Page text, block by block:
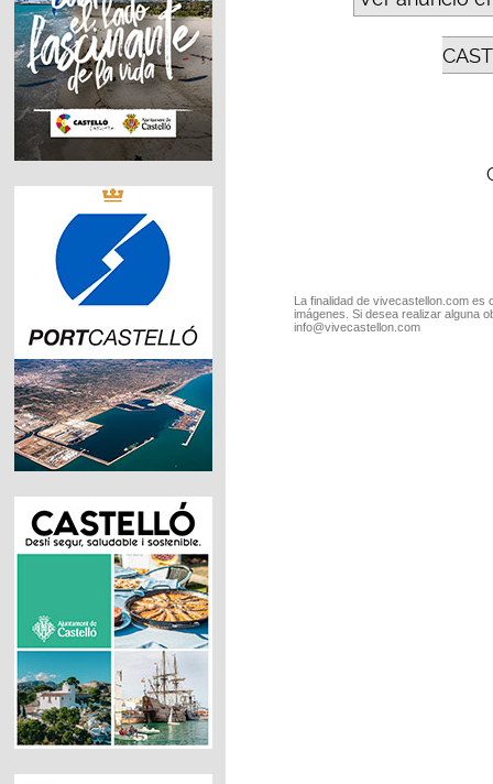
La finalidad de vivecastellon.com
imágenes. Si desea realizar alguna
info@vivecastellon.com